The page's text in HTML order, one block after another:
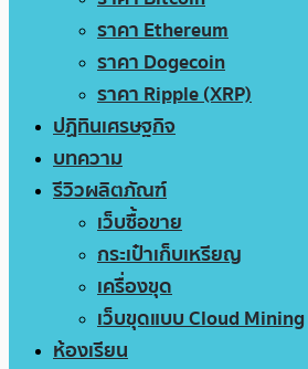
ราคา Ethereum
ราคา Dogecoin
ราคา Ripple (XRP)
ปฏิทินเศรษฐกิจ
บทความ
รีวิวผลิตภัณฑ์
เว็บซื้อขาย
กระเป๋าเก็บเหรียญ
เครื่องขุด
เว็บขุดแบบ Cloud Mining
ห้องเรียน